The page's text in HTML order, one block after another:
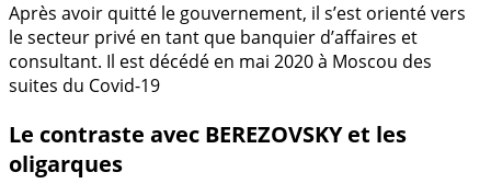
Après avoir quitté le gouvernement, il s’est orienté vers
le secteur privé en tant que banquier d’affaires et
consultant. Il est décédé en mai 2020 à Moscou des
suites du Covid-19
Le contraste avec BEREZOVSKY et les
oligarques